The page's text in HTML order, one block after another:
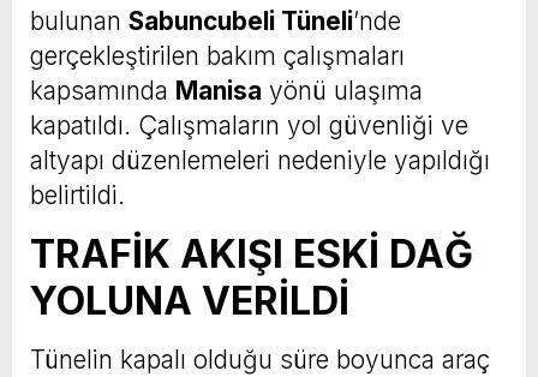
bulunan Sabuncubeli Tüneli’nde
gerçekleştirilen bakım çalışmaları
kapsamında Manisa yönü ulaşıma
kapatıldı. Çalışmaların yol güvenliği ve
altyapı düzenlemeleri nedeniyle yapıldığı
belirtildi.
TRAFİK AKIŞI ESKİ DAĞ
YOLUNA VERİLDİ
Tünelin kapalı olduğu süre boyunca araç